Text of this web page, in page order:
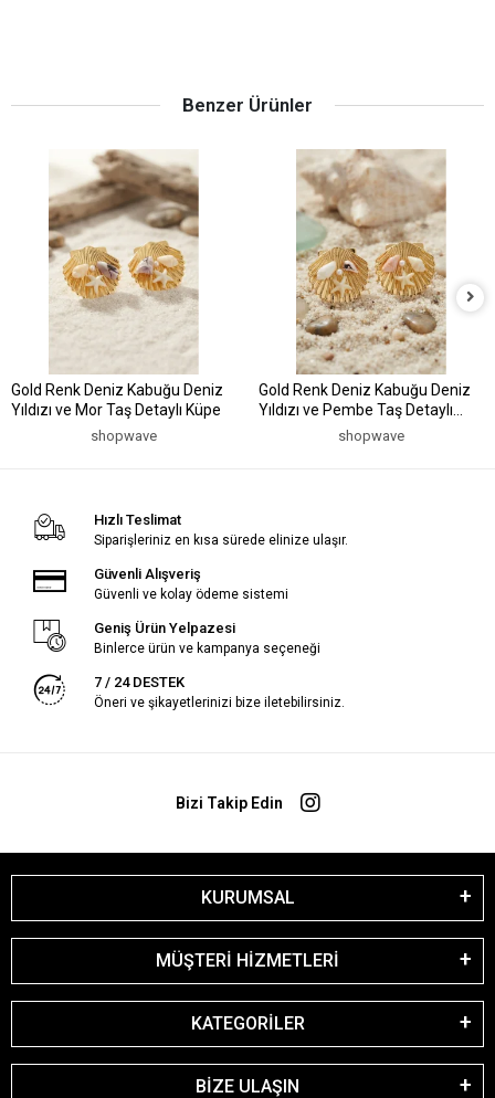
Benzer Ürünler
Gold Renk Deniz Kabuğu Deniz
Yıldızı ve Mor Taş Detaylı Küpe
shopwave
Gold Renk Deniz Kabuğu Deniz
Yıldızı ve Pembe Taş Detaylı
shopwave
Hızlı Teslimat
Siparişleriniz en kısa sürede elinize ulaşır.
Güvenli Alışveriş
Güvenli ve kolay ödeme sistemi
Geniş Ürün Yelpazesi
Binlerce ürün ve kampanya seçeneği
7 / 24 DESTEK
Öneri ve şikayetlerinizi bize iletebilirsiniz.
Bizi Takip Edin
KURUMSAL
MÜŞTERİ HİZMETLERİ
KATEGORİLER
BİZE ULAŞIN